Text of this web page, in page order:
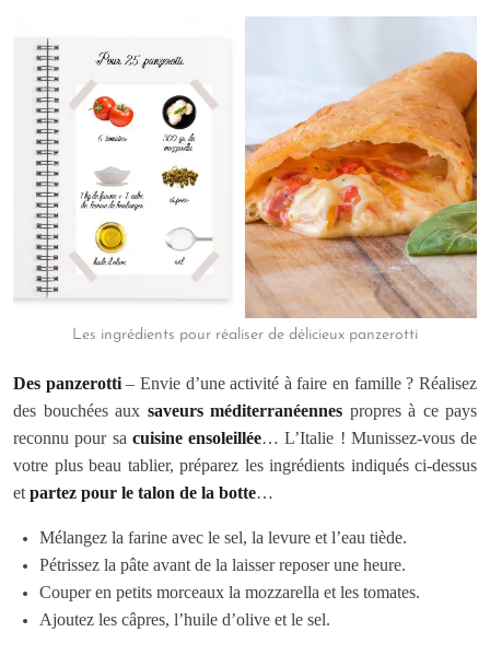
Les ingrédients pour réaliser de délicieux panzerotti
Des panzerotti– Envie d’une activité à faire en famille ? Réalisez
des bouchées aux saveurs méditerranéennes propres à ce pays
reconnu pour sa cuisine ensoleillée… L’Italie ! Munissez-vous de
votre plus beau tablier, préparez les ingrédients indiqués ci-dessus
et partez pour le talon de la botte…
Mélangez la farine avec le sel, la levure et l’eau tiède.
Pétrissez la pâte avant de la laisser reposer une heure.
Couper en petits morceaux la mozzarella et les tomates.
Ajoutez les câpres, l’huile d’olive et le sel.